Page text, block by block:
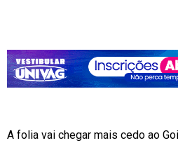
A folia vai chegar mais cedo ao